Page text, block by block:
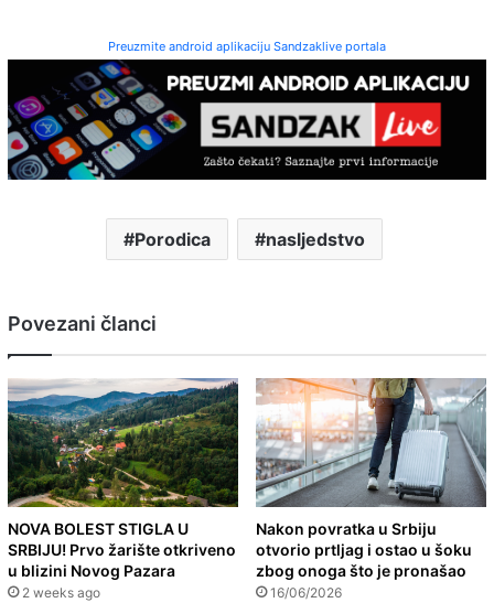
Preuzmite android aplikaciju Sandzaklive portala
Porodica nasljedstvo
Povezani članci
NOVA BOLEST STIGLA U
SRBIJU! Prvo žarište otkriveno
u blizini Novog Pazara
2 weeks ago
Nakon povratka u Srbiju
otvorio prtljag i ostao u šoku
zbog onoga što je pronašao
16/06/2026